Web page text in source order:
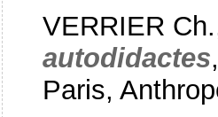
VERRIER
autodidactes
Paris,